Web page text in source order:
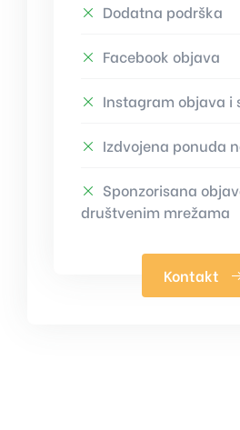
Dodatna podrška
Facebook objava
Instagram objava i
Izdvojena ponuda
Sponzorisana
društvenim mrežama
Kontakt